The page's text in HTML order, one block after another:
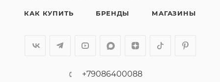
удобного просмотра видео.
такой же, но имеет вырезы под камеру и разъемы
КАК КУПИТЬ БРЕНДЫ МАГАЗИНЫ
+79086400088